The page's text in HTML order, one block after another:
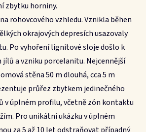
zbytku horniny.
rohovcového vzhledu. Vznikla běhen
okrajových depresích usazovaly
Po vyhoření lignitové sloje došlo k
jílů a vzniku porcelanitu. Nejcennější
stěna 50 m dlouhá, cca 5 m
průřez zbytkem jedinečného
v úplném profilu, včetně zón kontaktu
Pro unikátní ukázku v úplném